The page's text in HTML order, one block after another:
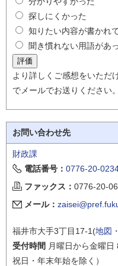
探しにくかった
知りたい内容が書かれ
聞き慣れない用語があ
より詳しくご感想をいただ
でメールでお送りください。
お問い合わせ先
財政課
電話番号： 0776-20-
ファックス： 0776-20-
メール：
福井市大手3丁目17-1(地図
受付時間 月曜日から金曜日
祝日・年末年始を除く）